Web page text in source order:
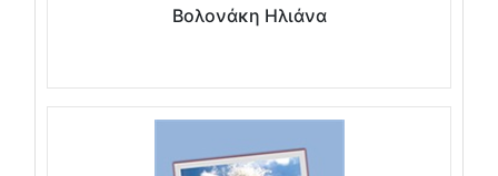
Βολονάκη Ηλιάνα